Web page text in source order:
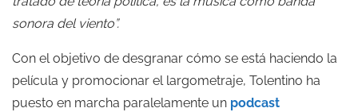
sonora del viento”.
Con el objetivo de desgranar cómo se está haciendo la
película y promocionar el largometraje, Tolentino ha
puesto en marcha paralelamente un podcast